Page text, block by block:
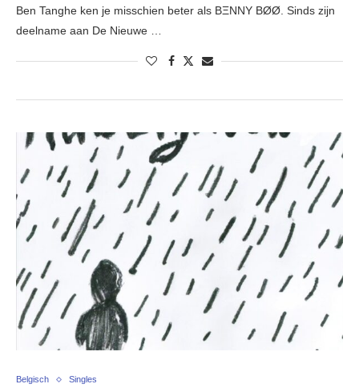
Ben Tanghe ken je misschien beter als BΞNNY BØØ. Sinds zijn
deelname aan De Nieuwe …
Belgisch Singles